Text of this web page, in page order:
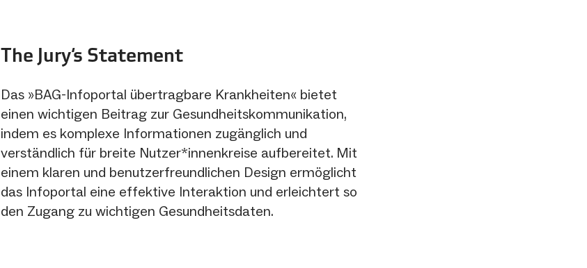
The Jury‘s Statement
Das »BAG-Infoportal übertragbare Krankheiten« bietet
einen wichtigen Beitrag zur Gesundheitskommunikation,
indem es komplexe Informationen zugänglich und
verständlich für breite Nutzer*innenkreise aufbereitet. Mit
einem klaren und benutzerfreundlichen Design ermöglicht
das Infoportal eine effektive Interaktion und erleichtert so
den Zugang zu wichtigen Gesundheitsdaten.